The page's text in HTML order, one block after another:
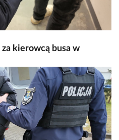
kierowcą busa w